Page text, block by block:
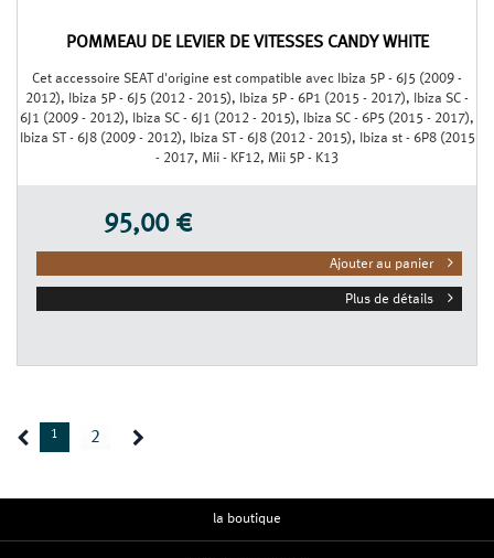
POMMEAU DE LEVIER DE VITESSES CANDY WHITE
Cet accessoire SEAT d'origine est compatible avec Ibiza 5P - 6J5 (2009 -
2012), Ibiza 5P - 6J5 (2012 - 2015), Ibiza 5P - 6P1 (2015 - 2017), Ibiza SC -
6J1 (2009 - 2012), Ibiza SC - 6J1 (2012 - 2015), Ibiza SC - 6P5 (2015 - 2017),
Ibiza ST - 6J8 (2009 - 2012), Ibiza ST - 6J8 (2012 - 2015), Ibiza st - 6P8 (2015
- 2017, Mii - KF12, Mii 5P - K13
95,00 €
Ajouter au panier
Plus de détails
1 2
la boutique